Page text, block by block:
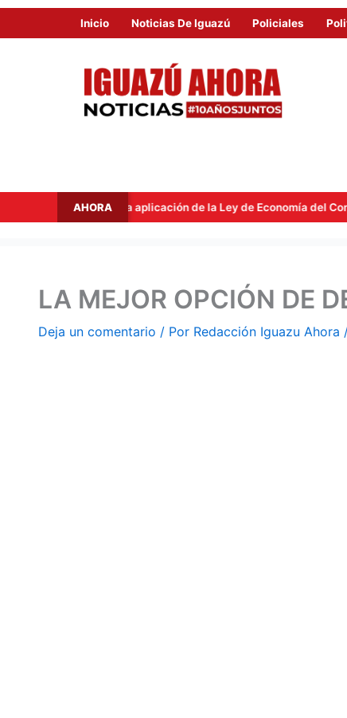
Inicio Noticias De Iguazú Policiales
AHORA
tras la aplicación de la Ley de Economía del Conocimiento
LA MEJOR OPCIÓN DE
Deja un comentario / Por Redacción Iguazu Ahora